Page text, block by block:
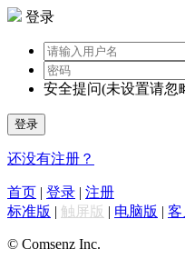
登录
安全提问(未设置请忽
登录
还没有注册？
首页 | 登录 | 注册
标准版 | 触屏版 | 电脑版 | 客
© Comsenz Inc.